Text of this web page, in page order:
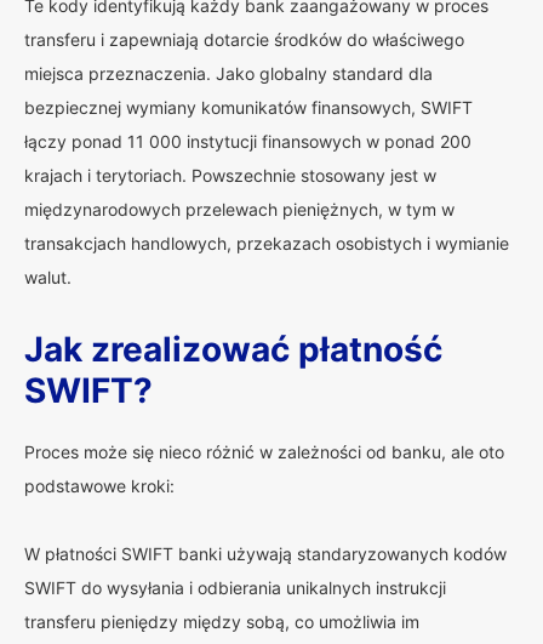
Te kody identyfikują każdy bank zaangażowany w proces
transferu i zapewniają dotarcie środków do właściwego
miejsca przeznaczenia. Jako globalny standard dla
bezpiecznej wymiany komunikatów finansowych, SWIFT
łączy ponad 11 000 instytucji finansowych w ponad 200
krajach i terytoriach. Powszechnie stosowany jest w
międzynarodowych przelewach pieniężnych, w tym w
transakcjach handlowych, przekazach osobistych i wymianie
walut.
Jak zrealizować płatność
SWIFT?
Proces może się nieco różnić w zależności od banku, ale oto
podstawowe kroki:
W płatności SWIFT banki używają standaryzowanych kodów
SWIFT do wysyłania i odbierania unikalnych instrukcji
transferu pieniędzy między sobą, co umożliwia im